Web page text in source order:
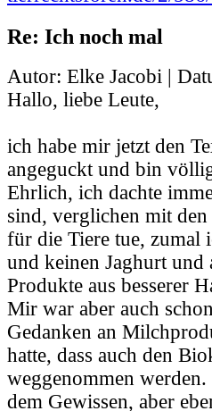
Re: Ich noch mal
Autor: Elke Jacobi |
Hallo, liebe Leute,
ich habe mir jetzt den
angeguckt und bin
Ehrlich, ich dachte
sind, verglichen mit
für die Tiere tue, zumal
und keinen Jaghurt
Produkte aus besserer
Mir war aber auch
Gedanken an
hatte, dass auch den
weggenommen
dem Gewissen, aber